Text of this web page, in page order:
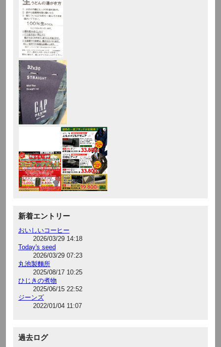
新着エントリー
おいしいコーヒー
2026/03/29 14:18
Today's seed
2026/03/29 07:23
丸池製麵所
2025/08/17 10:25
ひじきの煮物
2025/06/15 22:52
ジーンズ
2022/01/04 11:07
過去ログ